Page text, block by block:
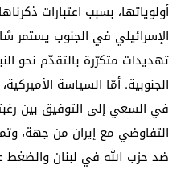
أولوياتها، بسبب اعتبارات
الإسرائيلي في الجنوب يستمر
تهديدات متكرّرة بالتقدّم نحو
الجنوبية. أمّا السياسة
في السعي إلى التوفيق بين
التفاوضي مع إيران من جهة،
ضد حزب الله في لبنان والضغط